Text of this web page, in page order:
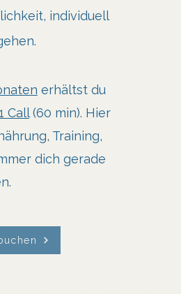
individuell
erhältst du
Call(60 min). Hier
Training,
dich gerade